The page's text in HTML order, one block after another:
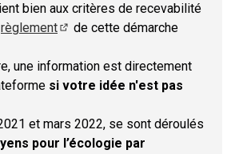
bien aux critères de recevabilité
règlement
de cette démarche
une information est directement
si votre idée n'est pas
et mars 2022, se sont déroulés
pour l’écologie par